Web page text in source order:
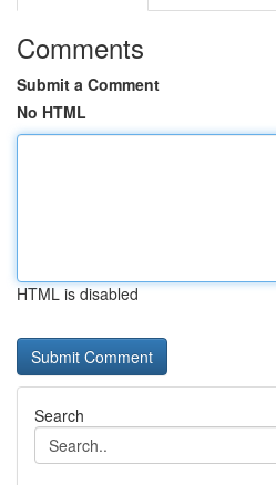
Comments
Submit a Comment
No HTML
HTML is disabled
Search